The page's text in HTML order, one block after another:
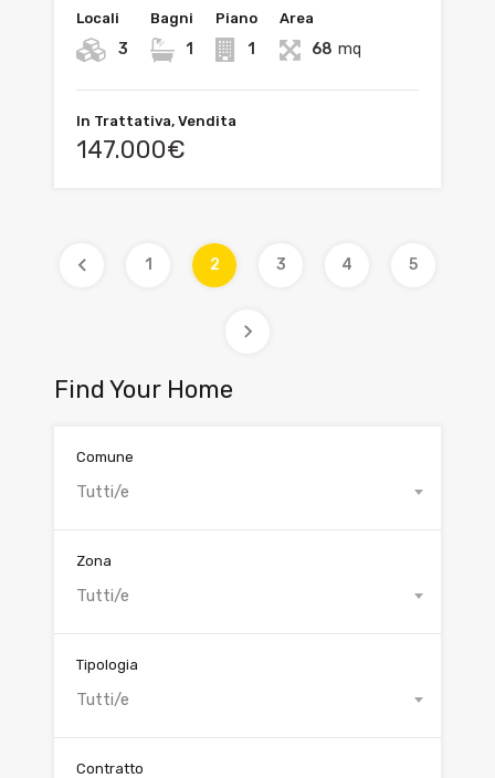
Locali
3
Bagni
1
Piano
1
Area
68 mq
In Trattativa, Vendita
147.000€
1 2 3 4 5
Find Your Home
Comune
Tutti/e
Zona
Tutti/e
Tipologia
Tutti/e
Contratto